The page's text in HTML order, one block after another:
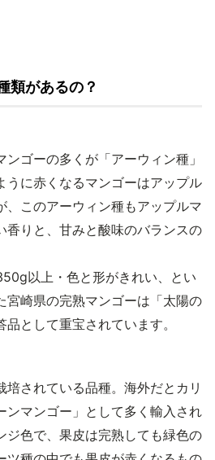
類があるの？
ゴーの多くが「アーウィン種」
うに赤くなるマンゴーはアップル
、このアーウィン種もアップルマ
香りと、甘みと酸味のバランスの
以上・色と形がきれい、とい
宮崎県の完熟マンゴーは「太陽の
として重宝されています。
培されている品種。海外だとカリ
ンマンゴー」として多く輸入され
ジ色で、果皮は完熟しても緑色の